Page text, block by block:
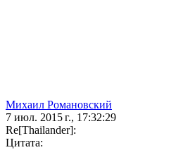
Михаил Романовский
7 июл. 2015 г., 17:32:29
Re[Thailander]:
Цитата: